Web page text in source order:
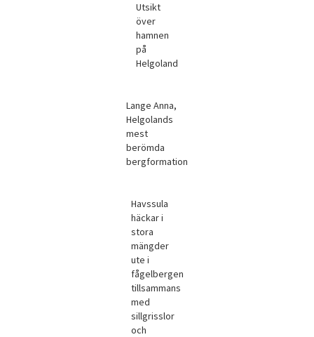
Utsikt
över
hamnen
på
Helgoland
Lange Anna,
Helgolands
mest
berömda
bergformation
Havssula
häckar i
stora
mängder
ute i
fågelbergen
tillsammans
med
sillgrisslor
och